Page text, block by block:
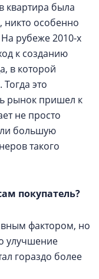
квартира была
особенно
На рубеже 2010-х
к созданию
в которой
это
рынок пришел к
не просто
большую
такого
покупатель?
фактором, но
улучшение
гораздо более